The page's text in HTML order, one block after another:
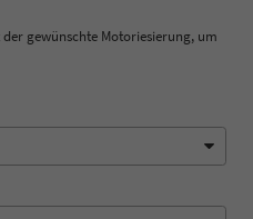
gewünschte Motoriesierung, um